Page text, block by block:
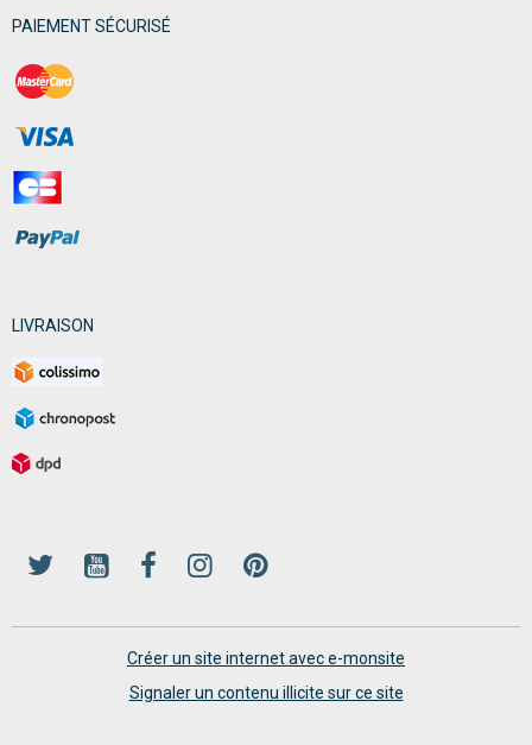
PAIEMENT SÉCURISÉ
LIVRAISON
Créer un site internet avec e-monsite
Signaler un contenu illicite sur ce site